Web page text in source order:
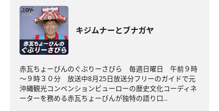
キジムナーとブナガヤ
赤瓦ちょーびんのぐぶりーさびら 毎週日曜日 午前９時
～９時３０分 放送中8月25日放送分フリーのガイドで元
沖縄観光コンベンションビューローの歴史文化コーディネ
ーターを務める赤瓦ちょーびんが独特の語り口...